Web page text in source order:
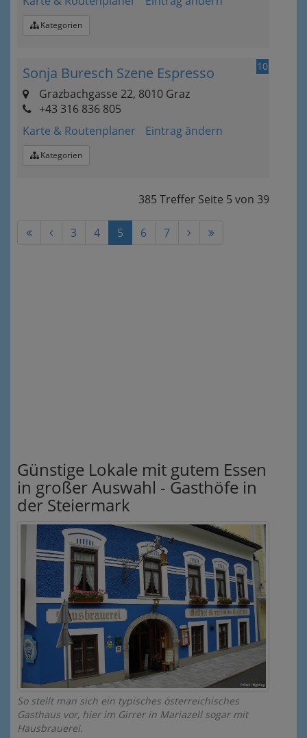
Kategorien
10
Sonja Buresch Szene Espresso
Grazbachgasse 22, 8010 Graz
+43 316 836 805
Karte & Routenplaner
Eintrag ändern
Kategorien
385 Treffer Seite 5 von 39
3 4 5 6 7
Günstige Lokale mit gutem Essen
in großer Auswahl - Gasthöfe in
der Steiermark
So stellt man sich ein typisches österreichisches
Gasthaus vor, hier im Girrer in Mariazell sogar mit
Hausbrauerei.